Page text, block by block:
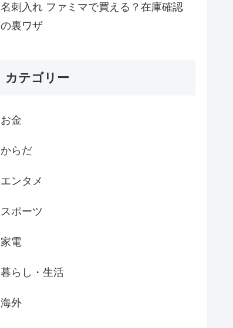
名刺入れ ファミマで買える？在庫確認
の裏ワザ
カテゴリー
お金
からだ
エンタメ
スポーツ
家電
暮らし・生活
海外